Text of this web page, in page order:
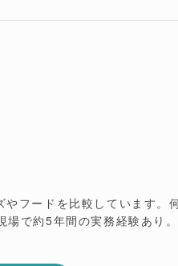
フードを比較しています。
で約5年間の実務経験あり